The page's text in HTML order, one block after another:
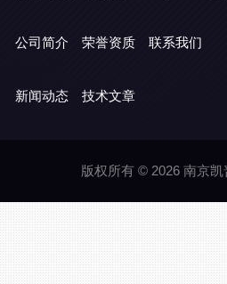
公司简介 荣誉资质 联系我们
新闻动态 技术文章
版权所有 © 2026 南京